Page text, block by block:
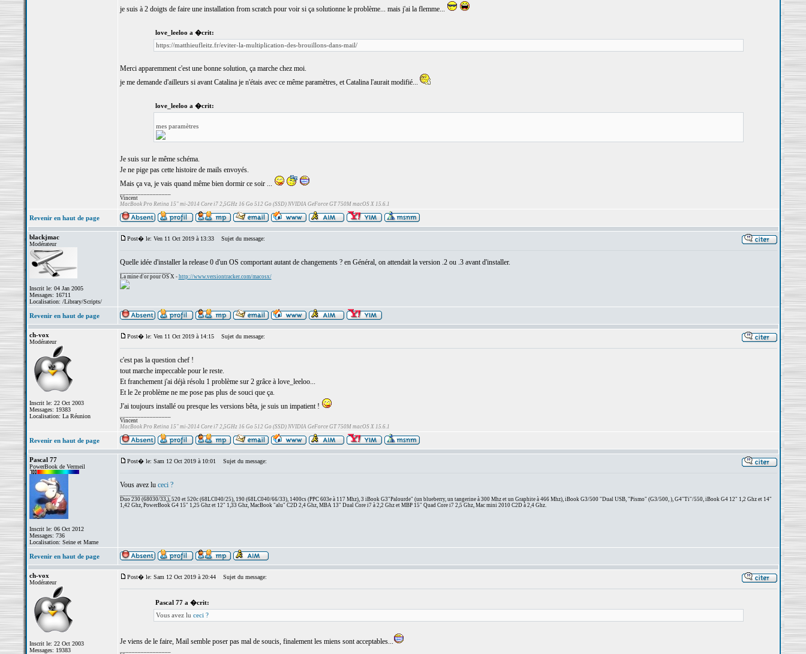
je suis à 2 doigts de faire une installation from scratch pour voir si ça solutionne le problème... mais j'ai la flemme...
love_leeloo a �crit:
https://matthieufleitz.fr/eviter-la-multiplication-des-brouillons-dans-mail/
Merci apparemment c'est une bonne solution, ça marche chez moi.
je me demande d'ailleurs si avant Catalina je n'étais avec ce même paramètres, et Catalina l'aurait modifié...
love_leeloo a �crit:
mes paramètres
Je suis sur le même schéma.
Je ne pige pas cette histoire de mails envoyés.
Mais ça va, je vais quand même bien dormir ce soir ...
Vincent
MacBook Pro Retina 15" mi-2014 Core i7 2,5GHz 16 Go 512 Go (SSD) NVIDIA GeForce GT 750M macOS X 15.6.1
Revenir en haut de page
blackjmac
Modérateur
Inscrit le: 04 Jan 2005
Messages: 16711
Localisation: /Library/Scripts/
Post� le: Ven 11 Oct 2019 à 13:33 Sujet du message:
Quelle idée d'installer la release 0 d'un OS comportant autant de changements ? en Général, on attendait la version .2 ou .3 avant d'installer.
La mine d'or pour OS X - http://www.versiontracker.com/macosx/
Revenir en haut de page
ch-vox
Modérateur
Inscrit le: 22 Oct 2003
Messages: 19383
Localisation: La Réunion
Post� le: Ven 11 Oct 2019 à 14:15 Sujet du message:
c'est pas la question chef !
tout marche impeccable pour le reste.
Et franchement j'ai déjà résolu 1 problème sur 2 grâce à love_leeloo...
Et le 2e problème ne me pose pas plus de souci que ça.
J'ai toujours installé ou presque les versions bêta, je suis un impatient !
Vincent
MacBook Pro Retina 15" mi-2014 Core i7 2,5GHz 16 Go 512 Go (SSD) NVIDIA GeForce GT 750M macOS X 15.6.1
Revenir en haut de page
Pascal 77
PowerBook de Vermeil
Inscrit le: 06 Oct 2012
Messages: 736
Localisation: Seine et Marne
Post� le: Sam 12 Oct 2019 à 10:01 Sujet du message:
Vous avez lu ceci ?
Duo 230 (68030/33,), 520 et 520c (68LC040/25), 190 (68LC040/66/33), 1400cs (PPC 603e à 117 Mhz), 3 iBook G3"Palourde" (un blueberry, un tangerine à 300 Mhz et un Graphite à 466 Mhz), iBook G3/500 "Dual USB, "Pismo" (G3/500, ), G4"Ti"/550, iBook G4 12" 1,2 Ghz et 14"
1,42 Ghz, PowerBook G4 15" 1,25 Ghz et 12" 1,33 Ghz, MacBook "alu" C2D 2,4 Ghz, MBA 13" Dual Core i7 à 2,2 Ghz et MBP 15" Quad Core i7 2,5 Ghz, Mac mini 2010 C2D à 2,4 Ghz.
Revenir en haut de page
ch-vox
Modérateur
Inscrit le: 22 Oct 2003
Messages: 19383
Post� le: Sam 12 Oct 2019 à 20:44 Sujet du message:
Pascal 77 a �crit:
Vous avez lu ceci ?
Je viens de le faire, Mail semble poser pas mal de soucis, finalement les miens sont acceptables...